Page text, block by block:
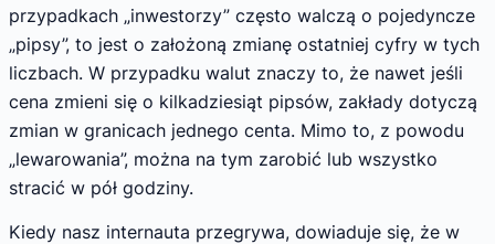
przypadkach „inwestorzy” często walczą o pojedyncze
„pipsy”, to jest o założoną zmianę ostatniej cyfry w tych
liczbach. W przypadku walut znaczy to, że nawet jeśli
cena zmieni się o kilkadziesiąt pipsów, zakłady dotyczą
zmian w granicach jednego centa. Mimo to, z powodu
„lewarowania”, można na tym zarobić lub wszystko
stracić w pół godziny.
Kiedy nasz internauta przegrywa, dowiaduje się, że w